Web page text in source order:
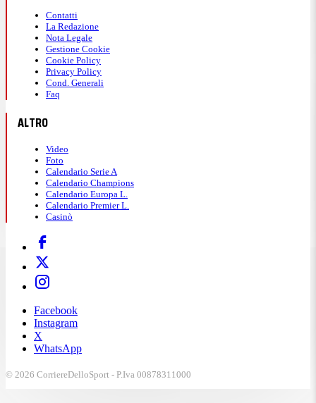
Contatti
La Redazione
Nota Legale
Gestione Cookie
Cookie Policy
Privacy Policy
Cond. Generali
Faq
ALTRO
Video
Foto
Calendario Serie A
Calendario Champions
Calendario Europa L.
Calendario Premier L.
Casinò
Facebook
Instagram
X
WhatsApp
© 2026 CorriereDelloSport - P.Iva 00878311000